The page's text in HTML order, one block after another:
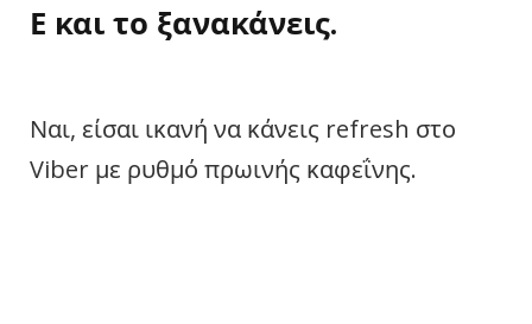
Ε και το ξανακάνεις.
Ναι, είσαι ικανή να κάνεις refresh στο
Viber με ρυθμό πρωινής καφεΐνης.